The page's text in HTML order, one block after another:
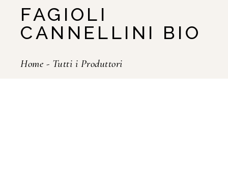
FAGIOLI
CANNELLINI BIO
Home - Tutti i Produttori